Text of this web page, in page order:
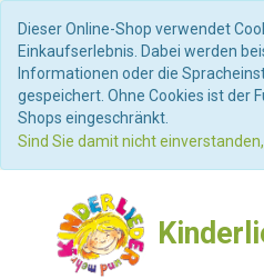
Dieser Online-Shop verwendet
Einkaufserlebnis. Dabei werden
Informationen oder die
gespeichert. Ohne Cookies ist der
Shops eingeschränkt.
Sind Sie damit nicht